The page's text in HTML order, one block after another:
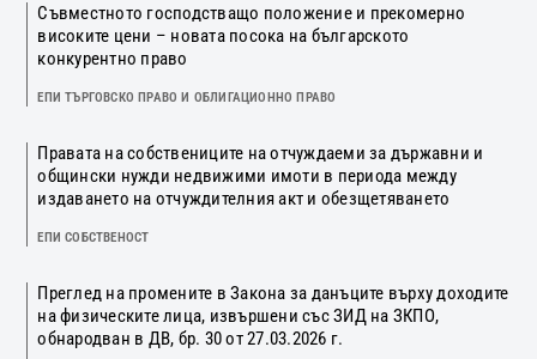
Съвместното господстващо положение и прекомерно
високите цени – новата посока на българското
конкурентно право
ЕПИ ТЪРГОВСКО ПРАВО И ОБЛИГАЦИОННО ПРАВО
Правата на собствениците на отчуждаеми за държавни и
общински нужди недвижими имоти в периода между
издаването на отчуждителния акт и обезщетяването
ЕПИ СОБСТВЕНОСТ
Преглед на промените в Закона за данъците върху доходите
на физическите лица, извършени със ЗИД на ЗКПО,
обнародван в ДВ, бр. 30 от 27.03.2026 г.